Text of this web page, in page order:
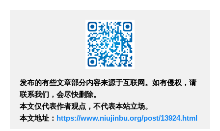
发布的有些文章部分内容来源于互联网。如有侵权，请
联系我们，会尽快删除。
本文仅代表作者观点，不代表本站立场。
本文地址： https://www.niujinbu.org/post/13924.html